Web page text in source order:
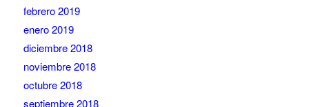
febrero 2019
enero 2019
diciembre 2018
noviembre 2018
octubre 2018
septiembre 2018